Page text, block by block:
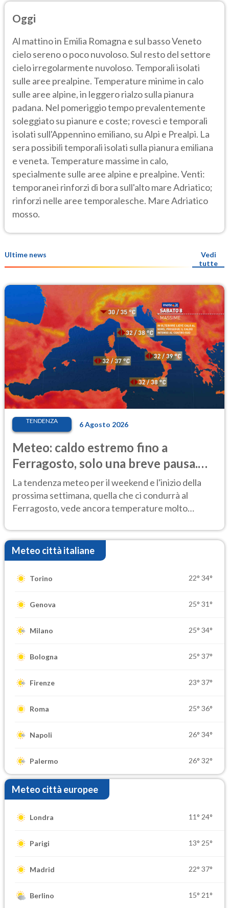
Oggi
Al mattino in Emilia Romagna e sul basso Veneto
cielo sereno o poco nuvoloso. Sul resto del settore
cielo irregolarmente nuvoloso. Temporali isolati
sulle aree prealpine. Temperature minime in calo
sulle aree alpine, in leggero rialzo sulla pianura
padana. Nel pomeriggio tempo prevalentemente
soleggiato su pianure e coste; rovesci e temporali
isolati sull'Appennino emiliano, su Alpi e Prealpi. La
sera possibili temporali isolati sulla pianura emiliana
e veneta. Temperature massime in calo,
specialmente sulle aree alpine e prealpine. Venti:
temporanei rinforzi di bora sull'alto mare Adriatico;
rinforzi nelle aree temporalesche. Mare Adriatico
mosso.
Ultime news
Vedi
tutte
TENDENZA 6 Agosto 2026
Meteo: caldo estremo fino a
Ferragosto, solo una breve pausa.
Ecco dove
La tendenza meteo per il weekend e l'inizio della
prossima settimana, quella che ci condurrà al
Ferragosto, vede ancora temperature molto
Meteo città italiane
Torino 22° 34°
Genova 25° 31°
Milano 25° 34°
Bologna 25° 37°
Firenze 23° 37°
Roma 25° 36°
Napoli 26° 34°
Palermo 26° 32°
Meteo città europee
Londra 11° 24°
Parigi 13° 25°
Madrid 22° 37°
Berlino 15° 21°